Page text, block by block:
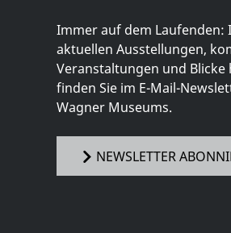
Immer auf dem
aktuellen Ausstellungen,
Veranstaltungen und Blicke
finden Sie im E-Mail-
Wagner Museums.
NEWSLETTER